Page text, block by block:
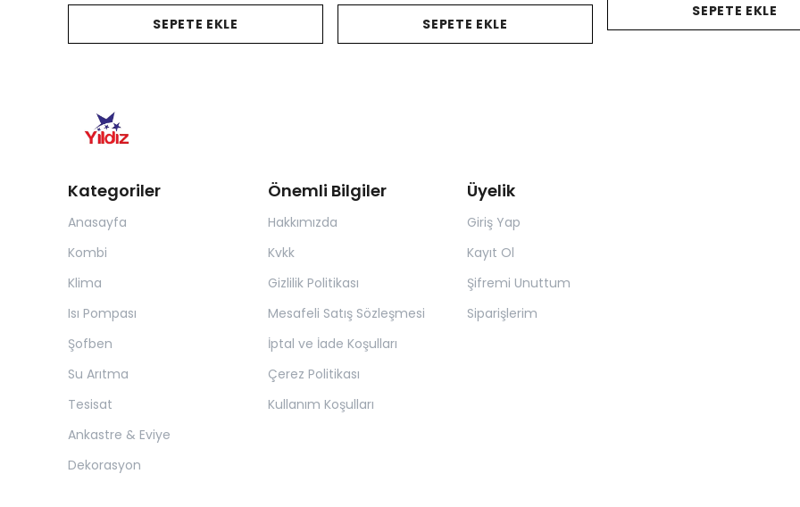
SEPETE EKLE SEPETE EKLE
SEPETE EKLE
Kategoriler
Anasayfa
Kombi
Klima
Isı Pompası
Şofben
Su Arıtma
Tesisat
Ankastre & Eviye
Dekorasyon
Önemli Bilgiler
Hakkımızda
Kvkk
Gizlilik Politikası
Mesafeli Satış Sözleşmesi
İptal ve İade Koşulları
Çerez Politikası
Kullanım Koşulları
Üyelik
Giriş Yap
Kayıt Ol
Şifremi Unuttum
Siparişlerim